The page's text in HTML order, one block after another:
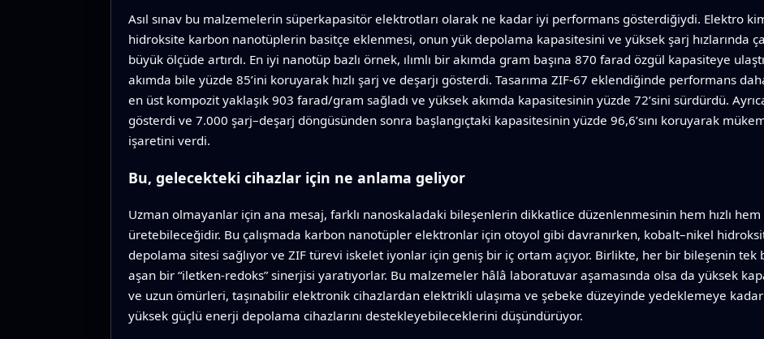
Asıl sınav bu malzemelerin süperkapasitör elektrotları olarak ne kadar iyi performans gösterdiğiydi. Elektro
hidroksite karbon nanotüplerin basitçe eklenmesi, onun yük depolama kapasitesini ve yüksek şarj hızlarında
büyük ölçüde artırdı. En iyi nanotüp bazlı örnek, ılımlı bir akımda gram başına 870 farad özgül kapasiteye
akımda bile yüzde 85’ini koruyarak hızlı şarj ve deşarjı gösterdi. Tasarıma ZIF‑67 eklendiğinde performans
en üst kompozit yaklaşık 903 farad/gram sağladı ve yüksek akımda kapasitesinin yüzde 72’sini sürdürdü.
gösterdi ve 7.000 şarj–deşarj döngüsünden sonra başlangıçtaki kapasitesinin yüzde 96,6’sını koruyarak
işaretini verdi.
Bu, gelecekteki cihazlar için ne anlama geliyor
Uzman olmayanlar için ana mesaj, farklı nanoskaladaki bileşenlerin dikkatlice düzenlenmesinin hem hızlı hem
üretebileceğidir. Bu çalışmada karbon nanotüpler elektronlar için otoyol gibi davranırken, kobalt–nikel
depolama sitesi sağlıyor ve ZIF türevi iskelet iyonlar için geniş bir iç ortam açıyor. Birlikte, her bir bileşenin tek
aşan bir “iletken‑redoks” sinerjisi yaratıyorlar. Bu malzemeler hâlâ laboratuvar aşamasında olsa da yüksek
ve uzun ömürleri, taşınabilir elektronik cihazlardan elektrikli ulaşıma ve şebeke düzeyinde yedeklemeye kadar
yüksek güçlü enerji depolama cihazlarını destekleyebileceklerini düşündürüyor.